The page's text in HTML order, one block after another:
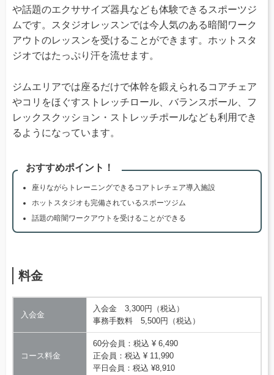
や話題のエクササイズ器具なども体験できるスポーツジ
ムです。スタジオレッスンでは今人気のある暗闇ワーク
アウトのレッスンを受けることができます。ホットスタ
ジオではたっぷり汗を流せます。
ジムエリアでは座るだけで体幹を鍛えられるコアチェア
やコリをほぐすストレッチロール、バランスボール、フ
レックスクッション・ストレッチポールなども利用でき
るようになっています。
おすすめポイント！
座りながらトレーニングできるコアトレチェア導入施設
ホットスタジオも完備されているスポーツジム
話題の暗闇ワークアウトを受けることができる
料金
入会金
⼊会⾦ 3,300円（税込）
事務⼿数料 5,500円（税込）
コース料金
60分会員：税込 ¥ 6,490
正会員：税込 ¥ 11,990
平日会員：税込 ¥8,910